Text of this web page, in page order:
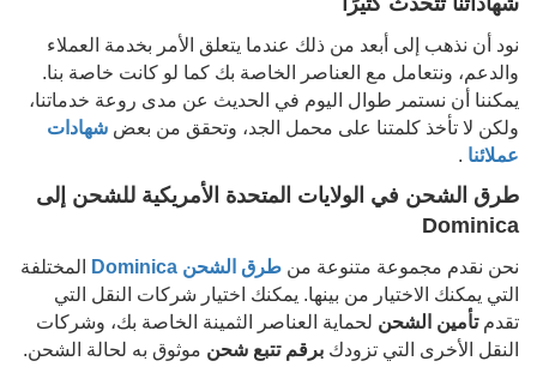
نود أن نذهب إلى أبعد من ذلك عندما يتعلق الأمر بخدمة العملاء
والدعم، ونتعامل مع العناصر الخاصة بك كما لو كانت خاصة بنا.
يمكننا أن نستمر طوال اليوم في الحديث عن مدى روعة خدماتنا،
ولكن لا تأخذ كلمتنا على محمل الجد، وتحقق من بعض شهادات
عملائنا .
طرق الشحن في الولايات المتحدة الأمريكية للشحن إلى
Dominica
نحن نقدم مجموعة متنوعة من طرق الشحن Dominica
المختلفة
التي يمكنك الاختيار من بينها. يمكنك اختيار شركات النقل التي
تقدمتأمين الشحن لحماية العناصر الثمينة الخاصة بك، وشركات
النقل الأخرى التي تزودك برقم تتبع شحن موثوق به لحالة الشحن.